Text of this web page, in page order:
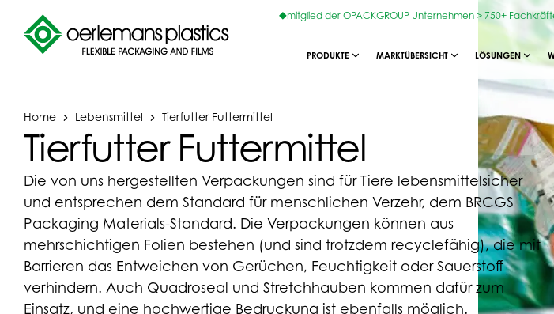
mitglied der OPACKGROUP Unternehmen > 750+
PRODUKTE MARKTÜBERSICHT LÖSUNGEN
Home Lebensmittel Tierfutter Futtermittel
Tierfutter Futtermittel
Die von uns hergestellten Verpackungen sind für Tiere lebensmittelsicher
und entsprechen dem Standard für menschlichen Verzehr, dem BRCGS
Packaging Materials-Standard. Die Verpackungen können aus
mehrschichtigen Folien bestehen (und sind trotzdem recyclefähig), die mit
Barrieren das Entweichen von Gerüchen, Feuchtigkeit oder Sauerstoff
verhindern. Auch Quadroseal und Stretchhauben kommen dafür zum
Einsatz, und eine hochwertige Bedruckung ist ebenfalls möglich.